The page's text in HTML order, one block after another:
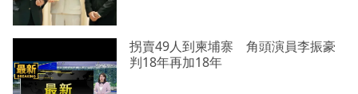
拐賣49人到柬埔寨 角頭演員李振豪
判18年再加18年